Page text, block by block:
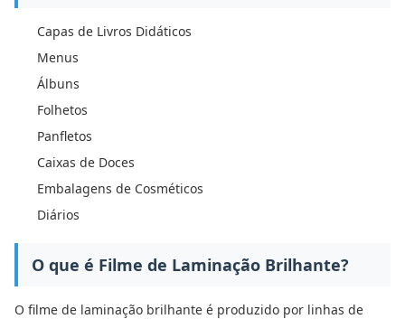
Capas de Livros Didáticos
Menus
Álbuns
Folhetos
Panfletos
Caixas de Doces
Embalagens de Cosméticos
Diários
O que é Filme de Laminação Brilhante?
O filme de laminação brilhante é produzido por linhas de